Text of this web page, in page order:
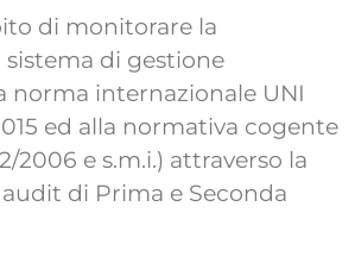
di monitorare la
di gestione
norma internazionale UNI
ed alla normativa cogente
2006 e s.m.i.) attraverso la
di Prima e Seconda